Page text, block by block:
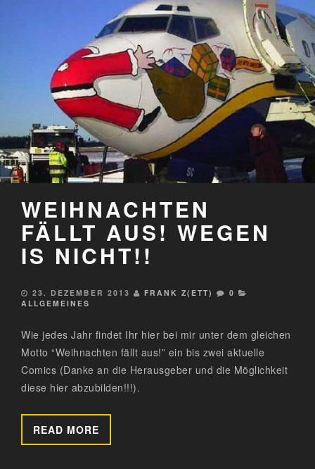
WEIHNACHTEN
FÄLLT AUS! WEGEN
IS NICHT!!
23. DEZEMBER 2013 FRANK Z(ETT)
0
ALLGEMEINES
Wie jedes Jahr findet Ihr hier bei mir unter dem gleichen
Motto “Weihnachten fällt aus!” ein bis zwei aktuelle
Comics (Danke an die Herausgeber und die Möglichkeit
diese hier abzubilden!!!).
READ MORE